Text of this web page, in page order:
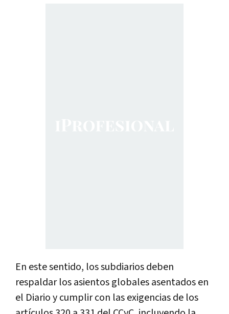
En este sentido, los subdiarios deben
respaldar los asientos globales asentados en
el Diario y cumplir con las exigencias de los